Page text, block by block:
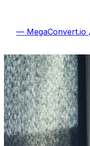
لتحويل MP3 إلى WAV، ارفع .mp3 إلى MegaConvert.io —